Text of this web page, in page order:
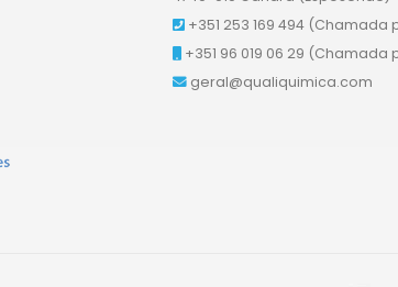
+351 253 169 494 (Chamada
+351 96 019 06 29 (Chamada
geral@qualiquimica.com